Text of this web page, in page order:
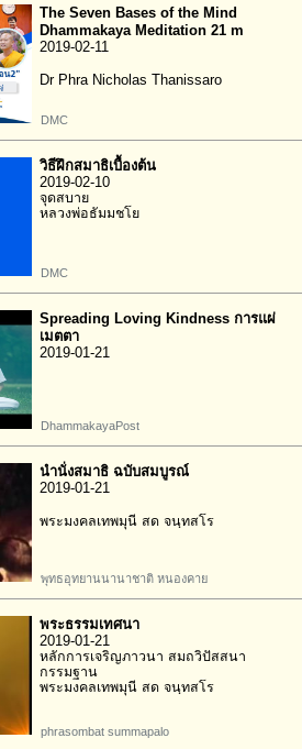
The Seven Bases of the Mind
Dhammakaya Meditation 21 m
2019-02-11
Dr Phra Nicholas Thanissaro
DMC
วิธีฝึกสมาธิเบื้องต้น
2019-02-10
จุดสบาย
หลวงพ่อธัมมชโย
DMC
Spreading Loving Kindness การแผ่
เมตตา
2019-01-21
DhammakayaPost
นำนั่งสมาธิ ฉบับสมบูรณ์
2019-01-21
พระมงคลเทพมุนี สด จนฺทสโร
พุทธอุทยานนานาชาติ หนองคาย
พระธรรมเทศนา
2019-01-21
หลักการเจริญภาวนา สมถวิปัสสนา
กรรมฐาน
พระมงคลเทพมุนี สด จนฺทสโร
phrasombat summapalo